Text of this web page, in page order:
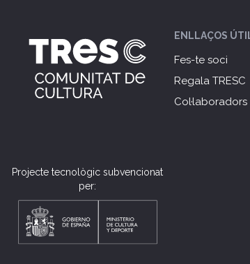
ENLLAÇOS
Fes-te soci
Regala TRESC
Col·laboradors
Projecte tecnològic subvencionat
per: